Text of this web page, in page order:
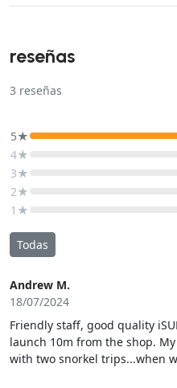
reseñas
3 reseñas
5★
4★
3★
2★
1★
Todas
Andrew M.
18/07/2024
Friendly staff, good quality
launch 10m from the shop.
with two snorkel trips...when
back, the Prima Sardegna